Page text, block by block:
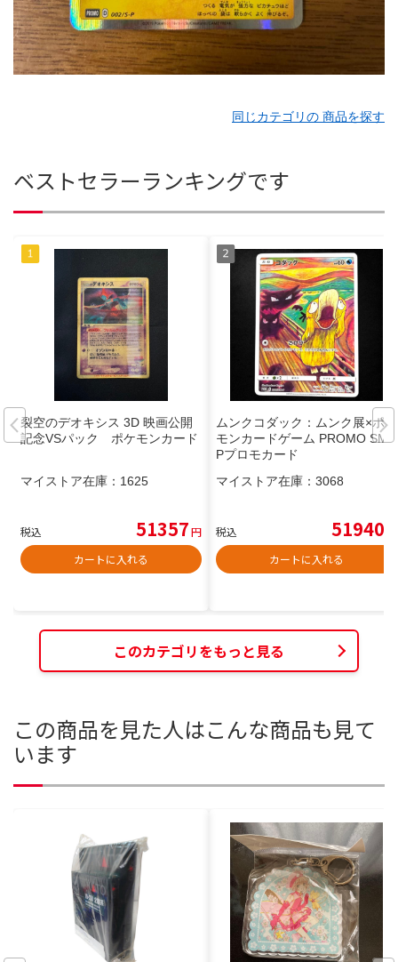
同じカテゴリの 商品を探す
ベストセラーランキングです
裂空のデオキシス 3D 映画公開
記念VSパック ポケモンカード
マイストア在庫： 1625
税込 51357円
カートに入れる
ムンクコダック：ムンク展×ポケ
モンカードゲーム PROMO SM-
Pプロモカード
マイストア在庫： 3068
税込 51940
カートに入れる
このカテゴリをもっと見る
この商品を見た人はこんな商品も見て
います